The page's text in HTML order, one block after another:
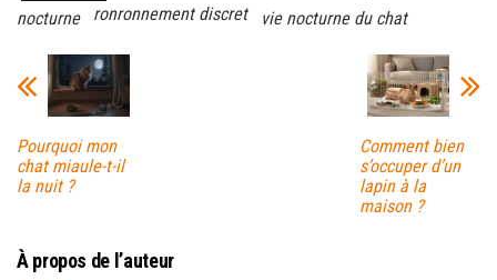
nocturne
ronronnement discret vie nocturne du chat
Pourquoi mon
chat miaule-t-il
la nuit ?
Comment bien
s’occuper d’un
lapin à la
maison ?
À propos de l’auteur